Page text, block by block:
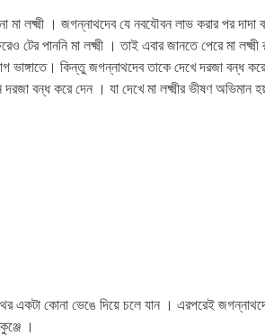
মা লক্ষ্মী । জগন্নাথদেব যে নবযৌবন লাভ করার পর দাদা
টের পাননি মা লক্ষ্মী । তাই এবার জানতে পেরে মা লক্ষ্মী
রাগ ভাঙ্গাতে। কিন্তু জগন্নাথদেব তাকে দেখে দরজা
বন্ধ করে দেন । যা দেখে মা লক্ষ্মীর ভীষণ অভিমান
একটা কোনা ভেঙে দিয়ে চলে যান । এরপরেই
।